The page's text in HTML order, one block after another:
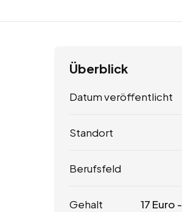
Überblick
Datum veröffentlicht
Standort
Berufsfeld
Gehalt 17 Euro -